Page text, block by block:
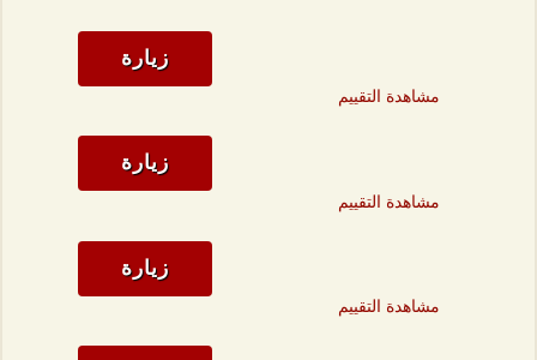
زيارة
مشاهدة التقييم
زيارة
مشاهدة التقييم
زيارة
مشاهدة التقييم